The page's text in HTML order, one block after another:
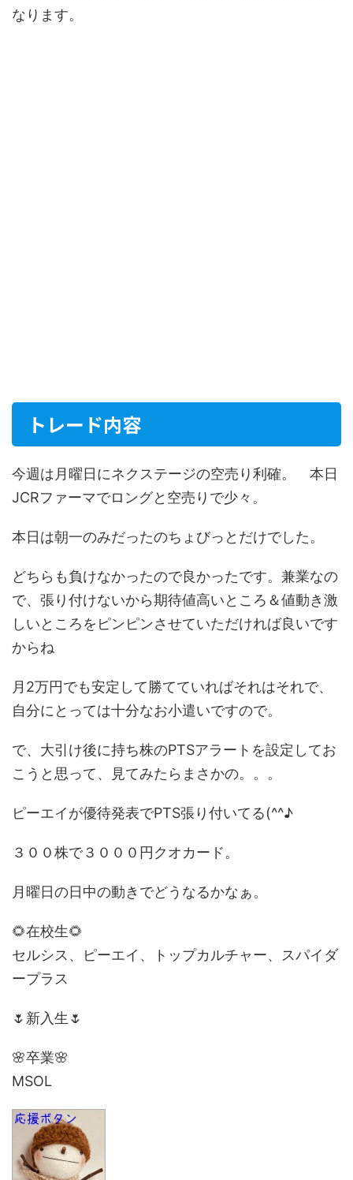
なります。
トレード内容
今週は月曜日にネクステージの空売り利確。 本日
JCRファーマでロングと空売りで少々。
本日は朝一のみだったのちょびっとだけでした。
どちらも負けなかったので良かったです。兼業なの
で、張り付けないから期待値高いところ＆値動き激
しいところをピンピンさせていただければ良いです
からね
月2万円でも安定して勝てていればそれはそれで、
自分にとっては十分なお小遣いですので。
で、大引け後に持ち株のPTSアラートを設定してお
こうと思って、見てみたらまさかの。。。
ピーエイが優待発表でPTS張り付いてる(^^♪
３００株で３０００円クオカード。
月曜日の日中の動きでどうなるかなぁ。
🌻在校生🌻
セルシス、ピーエイ、トップカルチャー、スパイダ
ープラス
🌷新入生🌷
🌸卒業🌸
MSOL